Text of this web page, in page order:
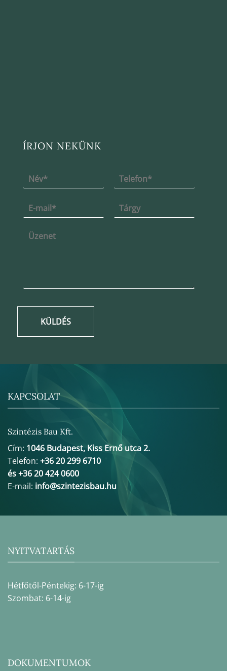
ÍRJON NEKÜNK
KÜLDÉS
KAPCSOLAT
Szintézis Bau Kft.
Cím: 1046 Budapest, Kiss Ernő utca 2.
Telefon: +36 20 299 6710
és +36 20 424 0600
E-mail: info@szintezisbau.hu
NYITVATARTÁS
Hétfőtől-Péntekig: 6-17-ig
Szombat: 6-14-ig
DOKUMENTUMOK